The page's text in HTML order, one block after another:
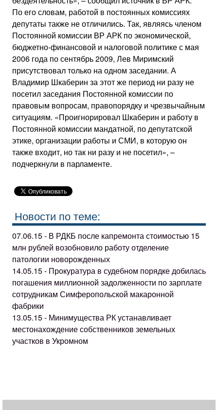
По его словам, работой в постоянных комиссиях
депутаты также не отличились. Так, являясь членом
Постоянной комиссии ВР АРК по экономической,
бюджетно-финансовой и налоговой политике с мая
2006 года по сентябрь 2009, Лев Миримский
присутствовал только на одном заседании. А
Владимир Шкаберин за этот же период ни разу не
посетил заседания Постоянной комиссии по
правовым вопросам, правопорядку и чрезвычайным
ситуациям. «Проигнорировал Шкаберин и работу в
Постоянной комиссии мандатной, по депутатской
этике, организации работы и СМИ, в которую он
также входит, но так ни разу и не посетил», –
подчеркнули в парламенте.
Новости по теме:
07.06.15 - В РДКБ после капремонта стоимостью 15
млн рублей возобновило работу отделение
патологии новорожденных
14.05.15 - Прокуратура в судебном порядке добилась
погашения миллионной задолженности по зарплате
сотрудникам Симферопольской макаронной
фабрики
13.05.15 - Минимущества РК устанавливает
местонахождение собственников земельных
участков в Укромном